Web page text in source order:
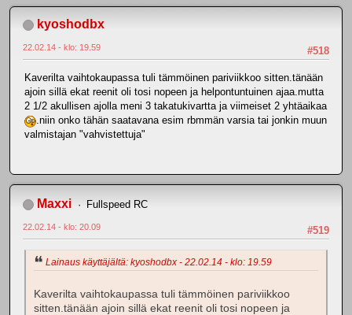
kyoshodbx
#518
22.02.14 - klo: 19.59
Kaverilta vaihtokaupassa tuli tämmöinen pariviikkoo sitten.tänään
ajoin sillä ekat reenit oli tosi nopeen ja helpontuntuinen ajaa.mutta
2 1/2 akullisen ajolla meni 3 takatukivartta ja viimeiset 2 yhtäaikaa
.niin onko tähän saatavana esim rbmmän varsia tai jonkin muun
valmistajan "vahvistettuja"
Maxxi Fullspeed RC
#519
22.02.14 - klo: 20.09
Lainaus käyttäjältä: kyoshodbx - 22.02.14 - klo: 19.59
Kaverilta vaihtokaupassa tuli tämmöinen pariviikkoo
sitten.tänään ajoin sillä ekat reenit oli tosi nopeen ja